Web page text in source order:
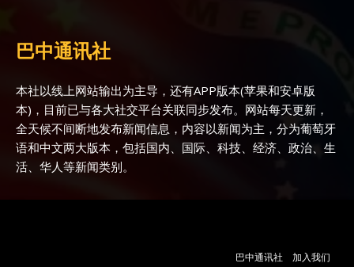
巴中通讯社
本社以线上网站输出为主导，还有APP版本(苹果和安卓版
本)，目前已与各大社交平台关联同步发布。网站每天更新，
全天候不间断地发布新闻信息，内容以新闻为主，分为葡萄牙
语和中文两大版本，包括国内、国际、科技、经济、政治、生
活、华人等新闻类别。
巴中通讯社 加入我们